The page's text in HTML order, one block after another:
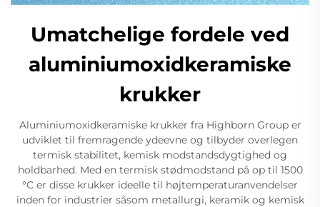
Umatchelige fordele ved
aluminiumoxidkeramiske
krukker
Aluminiumoxidkeramiske krukker fra Highborn Group er
udviklet til fremragende ydeevne og tilbyder overlegen
termisk stabilitet, kemisk modstandsdygtighed og
holdbarhed. Med en termisk stødmodstand på op til 1500
°C er disse krukker ideelle til højtemperaturanvendelser
inden for industrier såsom metallurgi, keramik og kemisk